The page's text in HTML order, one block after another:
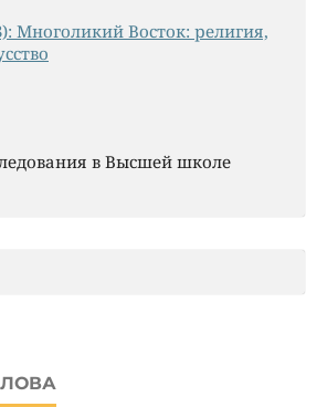
Многоликий Восток: религия,
в Высшей школе